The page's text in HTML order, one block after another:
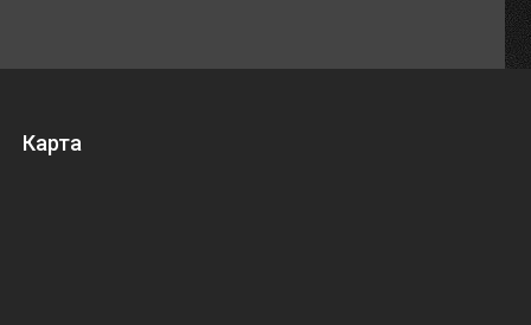
Карта